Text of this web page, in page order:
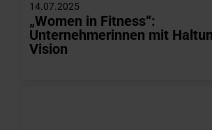
14.07.2025
„Women in Fitness“:
Unternehmerinnen mit
Vision